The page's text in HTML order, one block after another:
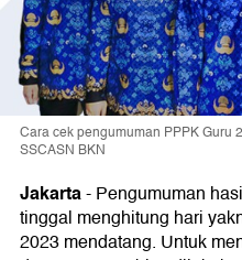
Cara cek pengumuman PPPK Guru
SSCASN BKN
Jakarta-Pengumuman
tinggal menghitung hari
2023 mendatang. Untuk